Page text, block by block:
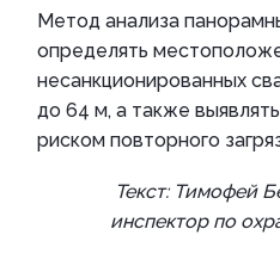
Метод анализа
определять
несанкционированных
до 64 м, а также
риском повторного
Текст: Тимофей
инспектор по